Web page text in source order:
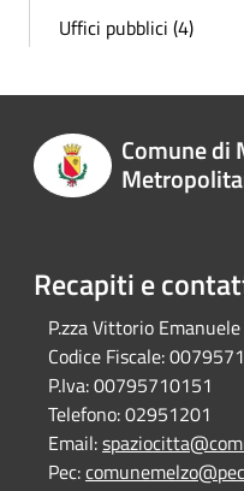
Uffici pubblici (4)
Comune di
Recapiti e
P.zza Vittorio
Codice Fiscale:
P.Iva:00795710151
Telefono:02951201
Email:
Pec: